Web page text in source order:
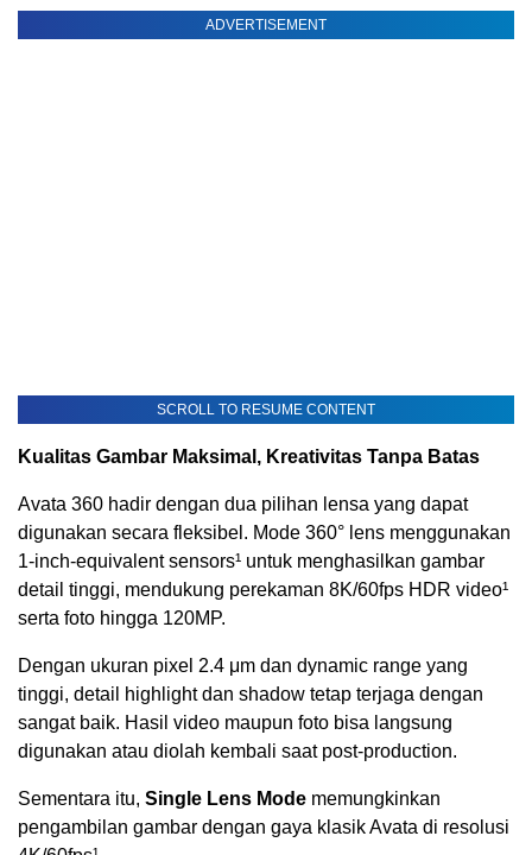
ADVERTISEMENT
SCROLL TO RESUME CONTENT
Kualitas Gambar Maksimal, Kreativitas Tanpa Batas
Avata 360 hadir dengan dua pilihan lensa yang dapat
digunakan secara fleksibel. Mode 360° lens menggunakan
1-inch-equivalent sensors¹ untuk menghasilkan gambar
detail tinggi, mendukung perekaman 8K/60fps HDR video¹
serta foto hingga 120MP.
Dengan ukuran pixel 2.4 μm dan dynamic range yang
tinggi, detail highlight dan shadow tetap terjaga dengan
sangat baik. Hasil video maupun foto bisa langsung
digunakan atau diolah kembali saat post-production.
Sementara itu, Single Lens Mode memungkinkan
pengambilan gambar dengan gaya klasik Avata di resolusi